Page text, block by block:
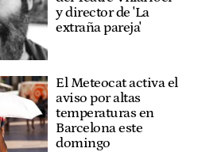
y director de 'La
extraña pareja'
El Meteocat activa el
aviso por altas
temperaturas en
Barcelona este
domingo